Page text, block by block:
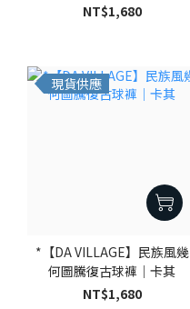
NT$1,680
現貨供應
*【DA VILLAGE】民族風幾
何圖騰復古球褲｜卡其
NT$1,680